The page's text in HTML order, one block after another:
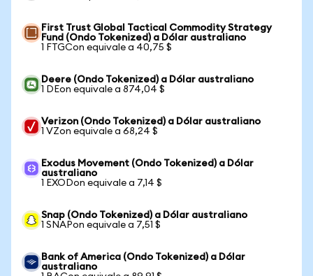
First Trust Global Tactical Commodity Strategy
Fund (Ondo Tokenized) a Dólar australiano
1 FTGCon equivale a 40,75 $
Deere (Ondo Tokenized) a Dólar australiano
1 DEon equivale a 874,04 $
Verizon (Ondo Tokenized) a Dólar australiano
1 VZon equivale a 68,24 $
Exodus Movement (Ondo Tokenized) a Dólar
australiano
1 EXODon equivale a 7,14 $
Snap (Ondo Tokenized) a Dólar australiano
1 SNAPon equivale a 7,51 $
Bank of America (Ondo Tokenized) a Dólar
australiano